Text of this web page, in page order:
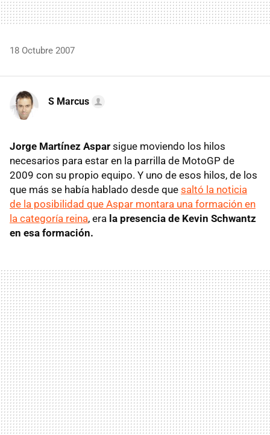
18 Octubre 2007
S Marcus
Jorge Martínez Aspar sigue moviendo los hilos
necesarios para estar en la parrilla de MotoGP de
2009 con su propio equipo. Y uno de esos hilos, de los
que más se había hablado desde que saltó la noticia
de la posibilidad que Aspar montara una formación en
la categoría reina, era la presencia de Kevin Schwantz
en esa formación.